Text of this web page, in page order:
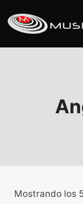
Mostrando los